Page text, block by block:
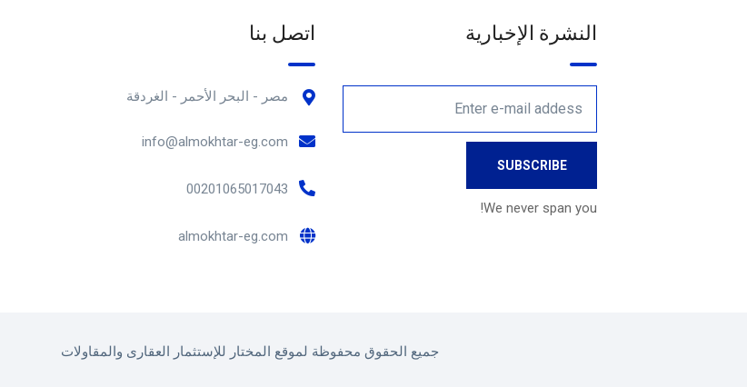
النشرة الإخبارية
We never span you!
اتصل بنا
مصر - البحر الأحمر - الغردقة
info@almokhtar-eg.com
00201065017043
almokhtar-eg.com
جميع الحقوق محفوظة لموقع المختار للإستثمار العقارى والمقاولات